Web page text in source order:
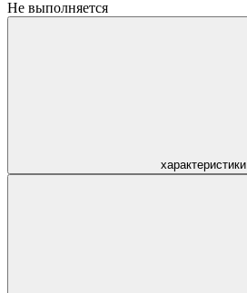
Не выполняется
характеристики